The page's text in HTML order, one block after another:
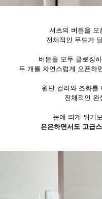
셔츠의 버튼을 오
전체적인 무드가
버튼을 모두 클로징
두 개를 자연스럽게 오픈하
원단 컬러와 조화를
전체적인 완
눈에 띄게 튀기
은은하면서도 고급